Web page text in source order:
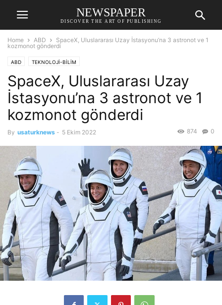
NEWSPAPER
DISCOVER THE ART OF PUBLISHING
Home ABD
SpaceX, Uluslararası Uzay İstasyonu’na 3 astronot ve 1
kozmonot gönderdi
ABD TEKNOLOJİ-BİLİM
SpaceX, Uluslararası Uzay
İstasyonu’na 3 astronot ve 1
kozmonot gönderdi
By usaturknews - 5 Ekim 2022 0
874